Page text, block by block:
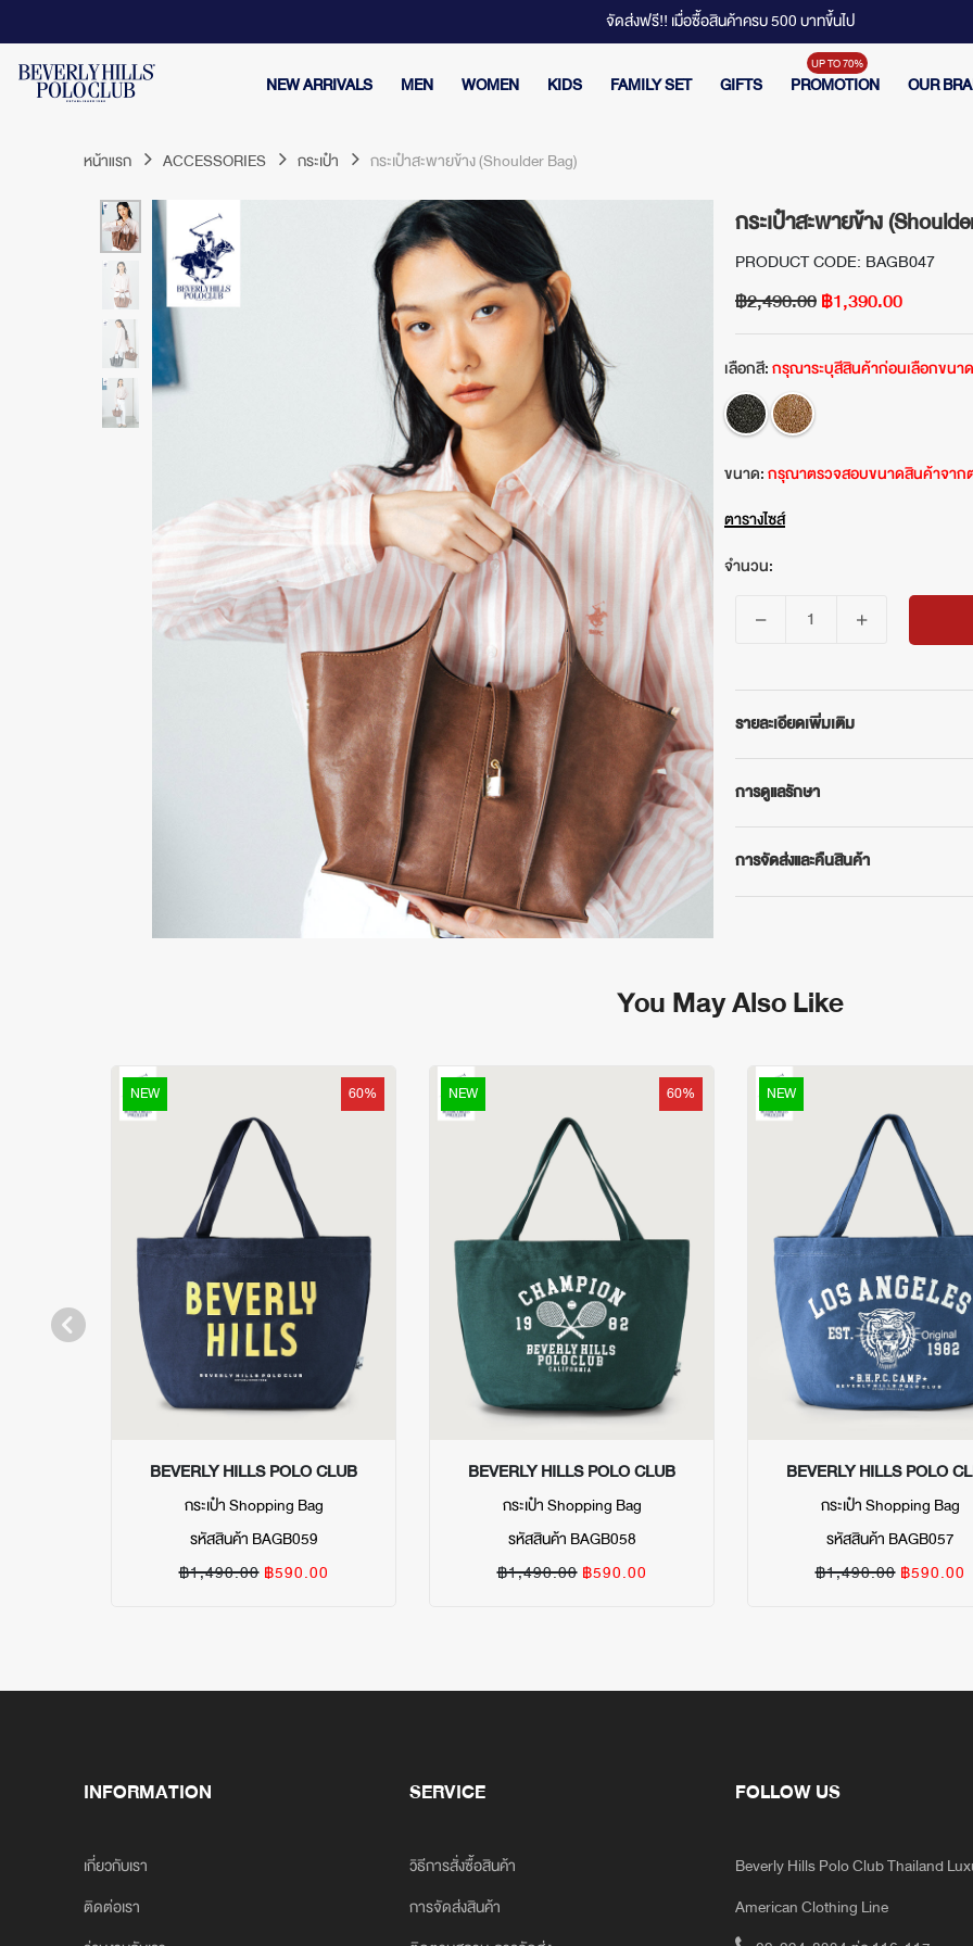
จัดส่งฟรี!! เมื่อซื้อสินค้าครบ 500 บาทขึ้นไป
NEW ARRIVALS MEN WOMEN KIDS FAMILY SET GIFTS PROMOTION OUR
หน้าแรก ACCESSORIES กระเป๋า กระเป๋าสะพายข้าง (Shoulder Bag)
กระเป๋าสะพายข้าง
PRODUCT CODE: BAGB047
฿2,490.00฿1,390.00
เลือกสี:กรุณาระบุสีสินค้าก่อนเลือกขนาด
ขนาด:กรุณาตรวจสอบขนาดสินค้าจากต
ตารางไซส์
จำนวน:
รายละเอียดเพิ่มเติม
BEVERLY HILLS POLO CLUB
กระเป๋าสะพายข้างผู้หญิง (Shoulder
เยอะ
คุณสมบัติสินค้า
- ผลิตจากวัสดุ Polyurethane (PU) สั
ดีไซน์ตอบโจทย์ทุกการใช้ชีวิต น้ำหนักเ
สีของแต่ละหน้าจอ
การดูแลรักษา
- ทำความสะอาดโดยการปัดฝุ่น หรือส
- หากมีรอยเปื้อน เป็นจุด หรือบริเวณเ
เปื้อน
การจัดส่งและคืนสินค้า
การจัดส่งสินค้า
กรณีต้องการเปลี่ยนหรือคืนสินค้า
สมบูรณ์และไม่ผ่านการซัก
อ่านเงื่อนไขเพิ่มเติม
https://www.bhpcthailand.com/
You May Also Like
NEW 60%
BEVERLY HILLS POLO CLUB
กระเป๋า Shopping Bag
รหัสสินค้า BAGB059
฿1,490.00 ฿590.00
NEW 60%
BEVERLY HILLS POLO CLUB
กระเป๋า Shopping Bag
รหัสสินค้า BAGB058
฿1,490.00 ฿590.00
NEW
BEVERLY HILLS POLO
กระเป๋า Shopping Bag
รหัสสินค้า BAGB057
฿1,490.00 ฿590.00
INFORMATION
เกี่ยวกับเรา
ติดต่อเรา
SERVICE
วิธีการสั่งซื้อสินค้า
การจัดส่งสินค้า
FOLLOW US
Beverly Hills Polo Club Thailand
American Clothing Line